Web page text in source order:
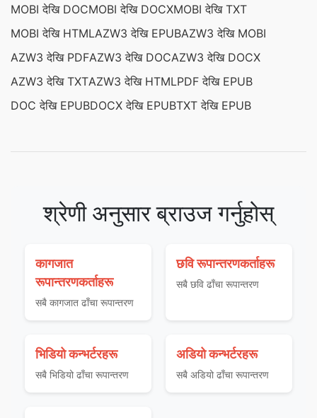
MOBI देखि DOCMOBI देखि DOCXMOBI देखि TXT
MOBI देखि HTMLAZW3 देखि EPUBAZW3 देखि MOBI
AZW3 देखि PDFAZW3 देखि DOCAZW3 देखि DOCX
AZW3 देखि TXTAZW3 देखि HTMLPDF देखि EPUB
DOC देखि EPUBDOCX देखि EPUBTXT देखि EPUB
श्रेणी अनुसार ब्राउज गर्नुहोस्
कागजात
रूपान्तरणकर्ताहरू
सबै कागजात ढाँचा रूपान्तरण
छवि रूपान्तरणकर्ताहरू
सबै छवि ढाँचा रूपान्तरण
भिडियो कन्भर्टरहरू
सबै भिडियो ढाँचा रूपान्तरण
अडियो कन्भर्टरहरू
सबै अडियो ढाँचा रूपान्तरण